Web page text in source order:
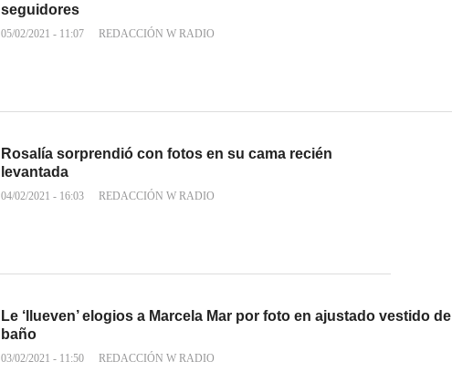
seguidores
05/02/2021 - 11:07 REDACCIÓN W RADIO
Rosalía sorprendió con fotos en su cama recién
levantada
04/02/2021 - 16:03 REDACCIÓN W RADIO
Le ‘llueven’ elogios a Marcela Mar por foto en ajustado vestido de
baño
03/02/2021 - 11:50 REDACCIÓN W RADIO